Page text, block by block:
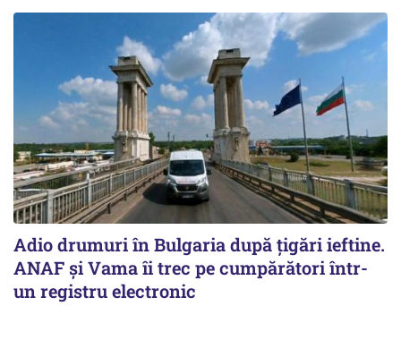
Adio drumuri în Bulgaria după țigări ieftine.
ANAF și Vama îi trec pe cumpărători într-
un registru electronic